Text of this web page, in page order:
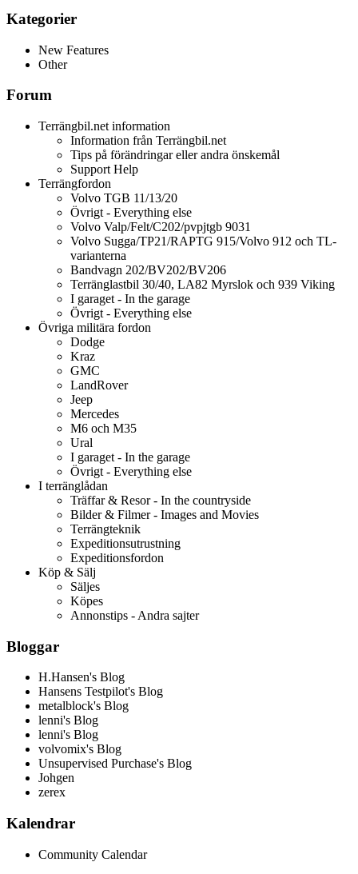
Kategorier
New Features
Other
Forum
Terrängbil.net information
Information från Terrängbil.net
Tips på förändringar eller andra önskemål
Support Help
Terrängfordon
Volvo TGB 11/13/20
Övrigt - Everything else
Volvo Valp/Felt/C202/pvpjtgb 9031
Volvo Sugga/TP21/RAPTG 915/Volvo 912 och TL-
varianterna
Bandvagn 202/BV202/BV206
Terränglastbil 30/40, LA82 Myrslok och 939 Viking
I garaget - In the garage
Övrigt - Everything else
Övriga militära fordon
Dodge
Kraz
GMC
LandRover
Jeep
Mercedes
M6 och M35
Ural
I garaget - In the garage
Övrigt - Everything else
I terränglådan
Träffar & Resor - In the countryside
Bilder & Filmer - Images and Movies
Terrängteknik
Expeditionsutrustning
Expeditionsfordon
Köp & Sälj
Säljes
Köpes
Annonstips - Andra sajter
Bloggar
H.Hansen's Blog
Hansens Testpilot's Blog
metalblock's Blog
lenni's Blog
lenni's Blog
volvomix's Blog
Unsupervised Purchase's Blog
Johgen
zerex
Kalendrar
Community Calendar